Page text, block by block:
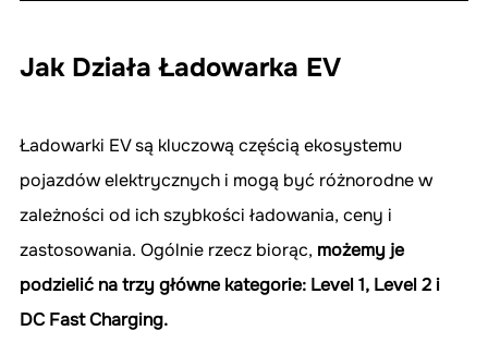
Jak Działa Ładowarka EV
Ładowarki EV są kluczową częścią ekosystemu
pojazdów elektrycznych i mogą być różnorodne w
zależności od ich szybkości ładowania, ceny i
zastosowania. Ogólnie rzecz biorąc, możemy je
podzielić na trzy główne kategorie: Level 1, Level 2 i
DC Fast Charging.